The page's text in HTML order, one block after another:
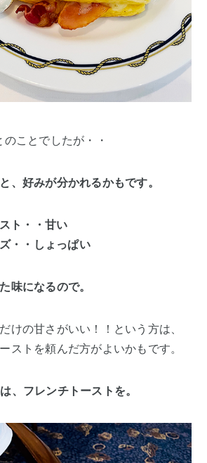
のことでしたが・・
、好みが分かれるかもです。
ト・・甘い
・・しょっぱい
味になるので。
けの甘さがいい！！という方は、
ストを頼んだ方がよいかもです。
、フレンチトーストを。